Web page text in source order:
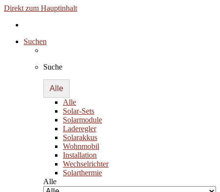
Direkt zum Hauptinhalt
Suchen
Suche
Alle
Alle
Solar-Sets
Solarmodule
Laderegler
Solarakkus
Wohnmobil
Installation
Wechselrichter
Solarthermie
Alle